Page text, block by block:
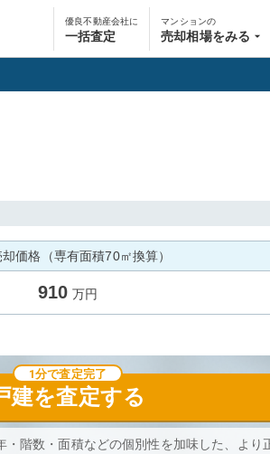
優良不動産会社に
一括査定
マンションの
売却相場をみる
価格（専有面積70㎡換算）
910 万円
建を査定する
1分で査定完了
階数・面積などの個別性を加味した、より